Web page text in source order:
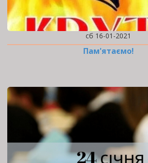
сб 16-01-2021
Пам'ятаємо!